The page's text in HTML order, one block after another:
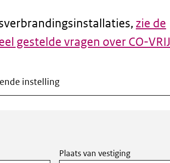
zie de
gestelde vragen over CO-VRIJ
instelling
Plaats van vestiging